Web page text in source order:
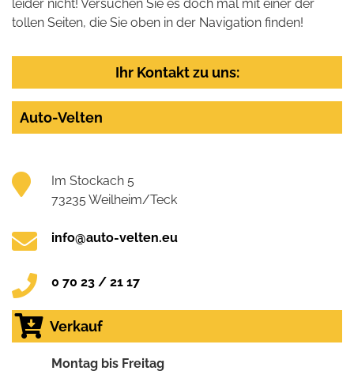
leider nicht! Versuchen Sie es doch mal mit einer der
tollen Seiten, die Sie oben in der Navigation finden!
Ihr Kontakt zu uns:
Auto-Velten
Im Stockach 5
73235 Weilheim/Teck
info@auto-velten.eu
0 70 23 / 21 17
Verkauf
Montag bis Freitag